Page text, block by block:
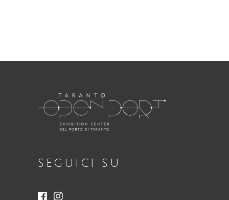
SEGUICI SU